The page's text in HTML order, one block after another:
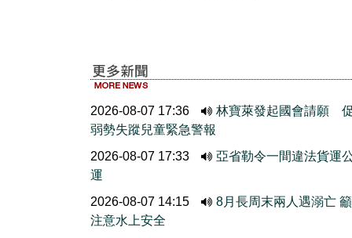
2026-08-07 17:36
林寶萊發起國會請願
弱勢失蹤兒童緊急警報
2026-08-07 17:33
亞省勒令一間違法貨運
運
2026-08-07 14:15
8月長周末兩人遇溺亡
注意水上安全